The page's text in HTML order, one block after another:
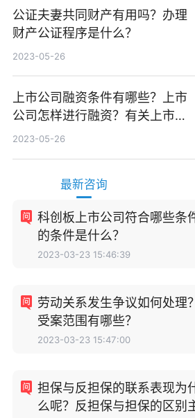
公证夫妻共同财产有用吗？办理
财产公证程序是什么？
2023-05-26
上市公司融资条件有哪些？上市
公司怎样进行融资？有关上市公
司是如何来进行资金重组的？
2023-05-26
最新咨询
科创板上市公司符合哪些条
的条件是什么？
2023-03-23 15:46:39
劳动关系发生争议如何处理
受案范围有哪些？
2023-03-23 15:47:00
担保与反担保的联系表现为
么呢？反担保与担保的区别